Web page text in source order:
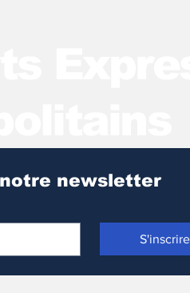
Pour recevoir notre newsletter
S'inscrire